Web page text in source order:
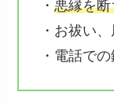
・悪縁を
・お祓い
・ 電話で